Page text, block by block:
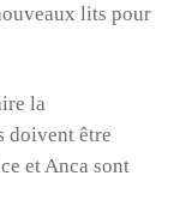
lits pour
la
doivent être
et Anca sont